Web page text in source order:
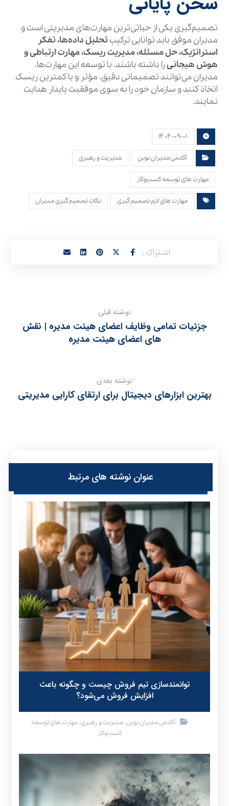
تصمیم‌گیری یکی از حیاتی‌ترین مهارت‌های مدیریتی است و
مدیران موفق باید توانایی ترکیب تحلیل داده‌ها، تفکر
استراتژیک، حل مسئله، مدیریت ریسک، مهارت ارتباطی و
هوش هیجانیرا داشته باشند. با توسعه این مهارت‌ها،
مدیران می‌توانند تصمیماتی دقیق، مؤثر و با کمترین ریسک
اتخاذ کنند و سازمان خود را به سوی موفقیت پایدار هدایت
نمایند.
۱۴۰۴-۰۹-۰۱
آکادمی مدیران نوین مدیریت و رهبری
مهارت های توسعه کسب‌وکار
مهارت های لازم تصمیم گیری نکات تصمیم گیری مدیران
نوشته قبلی
جزئیات تمامی وظایف اعضای هیئت مدیره | نقش‌
های اعضای هیئت مدیره
نوشته بعدی
بهترین ابزارهای دیجیتال برای ارتقای کارایی مدیریتی
عنوان ‫نوشته های مرتبط
توانمندسازی تیم فروش چیست و چگونه باعث
افزایش فروش می‌شود؟
آکادمی مدیران نوین,مدیریت و رهبری,مهارت های توسعه
کسب‌وکار